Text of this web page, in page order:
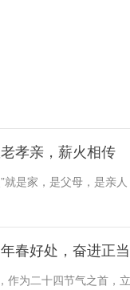
孝亲，薪火相传
是家，是父母，是亲人
春好处，奋进正
作为二十四节气之首